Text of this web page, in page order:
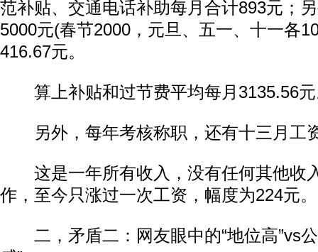
范补贴、交通电话补助每月合计893元；
5000元(春节2000，元旦、五一、十一各
416.67元。
算上补贴和过节费平均每月3135.56元
另外，每年考核称职，还有十三月工
这是一年所有收入，没有任何其他收
作，至今只涨过一次工资，幅度为224元。
二，矛盾二：网友眼中的“地位高”vs公